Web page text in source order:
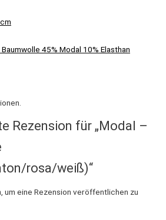
45% Modal 10% Elasthan
Rezension für „Modal –
rosa/weiß)“
um eine Rezension veröffentlichen zu